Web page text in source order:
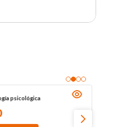
psicológica